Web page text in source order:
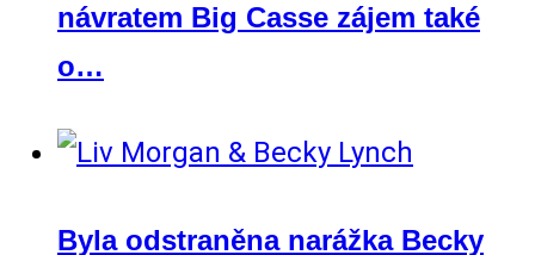
návratem Big Casse zájem také
o…
Byla odstraněna narážka Becky